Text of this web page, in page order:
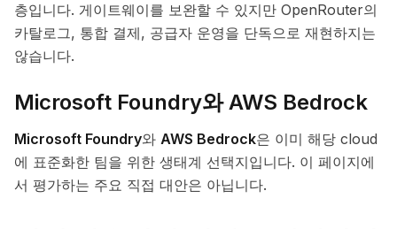
층입니다. 게이트웨이를 보완할 수 있지만 OpenRouter의
카탈로그, 통합 결제, 공급자 운영을 단독으로 재현하지는
않습니다.
Microsoft Foundry와 AWS Bedrock
Microsoft Foundry와 AWS Bedrock은 이미 해당 cloud
에 표준화한 팀을 위한 생태계 선택지입니다. 이 페이지에
서 평가하는 주요 직접 대안은 아닙니다.